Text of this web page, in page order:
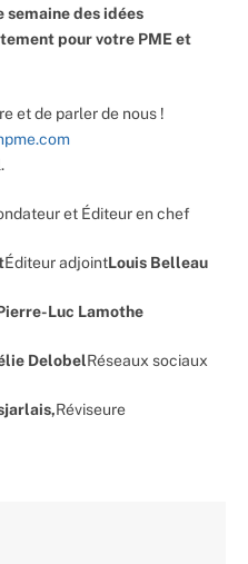
semaine des idées
pour votre PME et
et de parler de nous !
et Éditeur en chef
Éditeur adjointLouis Belleau
Luc Lamothe
DelobelRéseaux sociaux
Réviseure